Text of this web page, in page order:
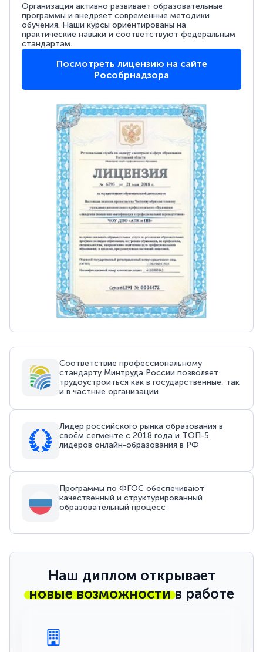
Организация активно развивает образовательные
программы и внедряет современные методики
обучения. Наши курсы ориентированы на
практические навыки и соответствуют федеральным
стандартам.
Посмотреть лицензию на сайте
Рособрнадзора
Соответствие профессиональному
стандарту Минтруда России позволяет
трудоустроиться как в государственные, так
и в частные организации
Лидер российского рынка образования в
своём сегменте с 2018 года и ТОП-5
лидеров онлайн-образования в РФ
Программы по ФГОС обеспечивают
качественный и структурированный
образовательный процесс
Наш диплом открывает
новые возможностив работе